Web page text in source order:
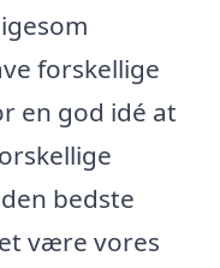
forskellige
en god idé at
bedste
være vores